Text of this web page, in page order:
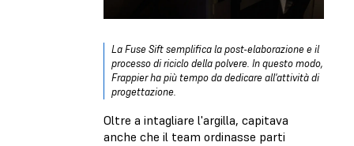
La Fuse Sift semplifica la post-elaborazione e il
processo di riciclo della polvere. In questo modo,
Frappier ha più tempo da dedicare all'attività di
progettazione.
Oltre a intagliare l'argilla, capitava
anche che il team ordinasse parti